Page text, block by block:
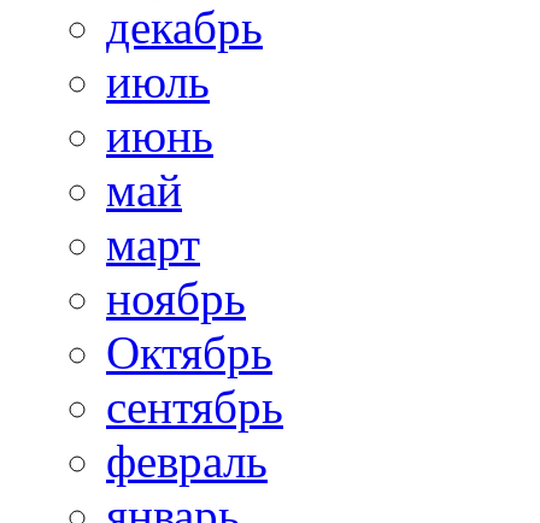
декабрь
июль
июнь
май
март
ноябрь
Октябрь
сентябрь
февраль